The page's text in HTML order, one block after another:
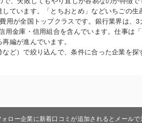
ています。「とちおとめ」などいちごの生
用が全国トップクラスです。銀行業界は、3
用金庫・信用組合を含んでいます。仕事は
編が進んでいます。
ど）で絞り込んで、条件に合った企業を探
ロー企業に新着口コミが追加されるとメールで